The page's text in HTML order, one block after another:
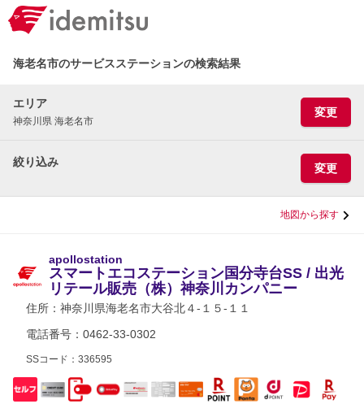
海老名市のサービスステーションの検索結果
エリア
神奈川県 海老名市
変更
絞り込み 変更
地図から探す
apollostation
スマートエコステーション国分寺台SS / 出光
リテール販売（株）神奈川カンパニー
住所： 神奈川県海老名市大谷北４-１５-１１
電話番号：0462-33-0302
SSコード：336595